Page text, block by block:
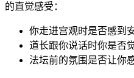
的直觉感受：
你走进宫观时是否感到
道长跟你说话时你是否
法坛前的氛围是否让你